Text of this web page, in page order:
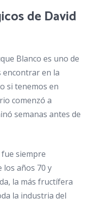
de David
Blanco es uno de
encontrar en la
si tenemos en
comenzó a
semanas antes de
siempre
los años 70 y
la más fructífera
la industria del